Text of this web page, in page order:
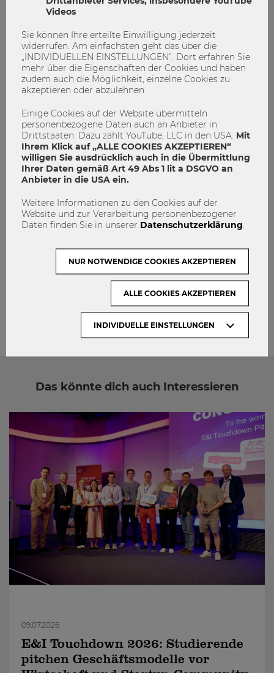
E&I Touchdown Entrepreurship and Innovation
admin
Das könnte dich auch Interessieren
09.07.2026
E&I Touchdown 2026: Studierende
pitchen Geschäftsmodelle vor
Videos
Sie können Ihre erteilte Einwilligung jederzeit
widerrufen. Am einfachsten geht das über die
„INDIVIDUELLEN EINSTELLUNGEN“. Dort erfahren Sie
mehr über die Eigenschaften der Cookies und haben
zudem auch die Möglichkeit, einzelne Cookies zu
akzeptieren oder abzulehnen.
Einige Cookies auf der Website übermitteln
personenbezogene Daten auch an Anbieter in
Drittstaaten. Dazu zählt YouTube, LLC in den USA. Mit
Ihrem Klick auf „ALLE COOKIES AKZEPTIEREN“
willigen Sie ausdrücklich auch in die Übermittlung
Ihrer Daten gemäß Art 49 Abs 1 lit a DSGVO an
Anbieter in die USA ein.
Weitere Informationen zu den Cookies auf der
Website und zur Verarbeitung personenbezogener
Daten finden Sie in unserer Datenschutzerklärung
INDIVIDUELLE EINSTELLUNGEN
NUR NOTWENDIGE COOKIES AKZEPTIEREN
ALLE COOKIES AKZEPTIEREN